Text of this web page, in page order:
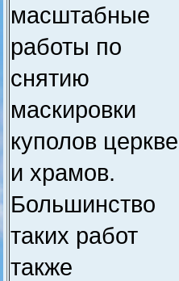
масштабные
работы по
снятию
маскировки
куполов
и храмов.
Большинство
таких работ
также